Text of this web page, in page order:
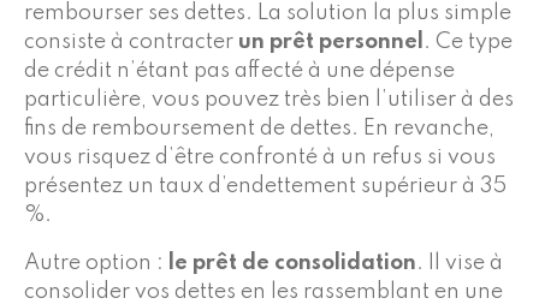
rembourser ses dettes. La solution la plus simple
consiste à contracter un prêt personnel . Ce type
de crédit n’étant pas affecté à une dépense
particulière, vous pouvez très bien l’utiliser à des
fins de remboursement de dettes. En revanche,
vous risquez d’être confronté à un refus si vous
présentez un taux d’endettement supérieur à 35
%.
Autre option : le prêt de consolidation. Il vise à
consolider vos dettes en les rassemblant en une